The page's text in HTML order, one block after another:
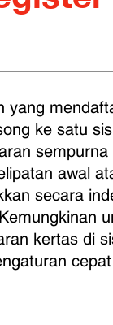
yang
ke satu
awal
secara
kertas di